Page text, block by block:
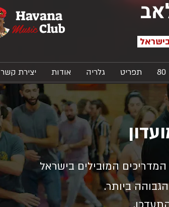
Havana
Club
Music
תפריט גלריה אודות יצירת קשר
המובילים בישראל
ביותר.